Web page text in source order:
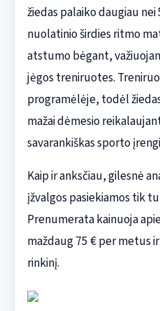
žiedas palaiko daugiau
nuolatinio širdies ritmo
atstumo bėgant,
jėgos treniruotes.
programėlėje, todėl
mažai dėmesio
savarankiškas sporto
Kaip ir anksčiau, gilesnė
įžvalgos pasiekiamos tik
Prenumerata kainuoja
maždaug 75 € per metus
rinkinį.